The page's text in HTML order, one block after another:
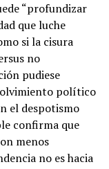
“profundizar
que luche
si la cisura
no
pudiese
político
el despotismo
confirma que
menos
no es hacia